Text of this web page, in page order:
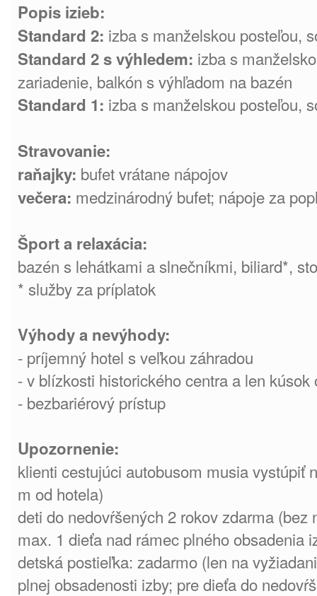
Popis izieb:
Standard 2: izba s manželskou posteľou,
Standard 2 s výhledem: izba s
zariadenie, balkón s výhľadom na bazén
Standard 1: izba s manželskou posteľou,
Stravovanie:
raňajky: bufet vrátane nápojov
večera: medzinárodný bufet; nápoje za
Šport a relaxácia:
bazén s lehátkami a slnečníkmi, biliard*,
* služby za príplatok
Výhody a nevýhody:
- príjemný hotel s veľkou záhradou
- v blízkosti historického centra a len kúsok
- bezbariérový prístup
Upozornenie:
klienti cestujúci autobusom musia vystúpiť
m od hotela)
deti do nedovŕšených 2 rokov zdarma (bez
max. 1 dieťa nad rámec plného obsadenia
detská postieľka: zadarmo (len na
plnej obsadenosti izby; pre dieťa do